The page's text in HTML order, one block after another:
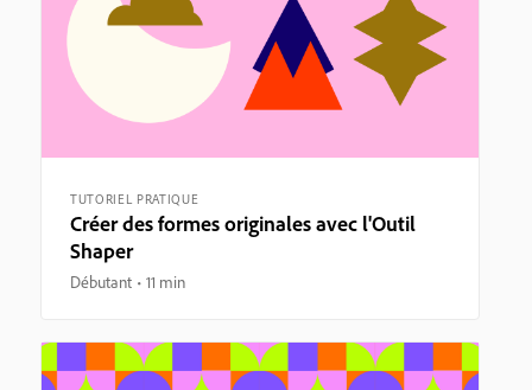
TUTORIEL PRATIQUE
Créer des formes originales avec l'Outil
Shaper
Débutant 11 min